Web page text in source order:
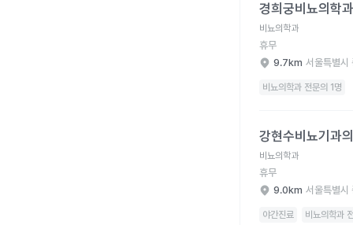
경희궁비뇨의학
비뇨의학과
휴무
9.7km 서울특별시
비뇨의학과 전문의 1명
강현수비뇨기과
비뇨의학과
휴무
9.0km 서울특별시
야간진료 비뇨의학과